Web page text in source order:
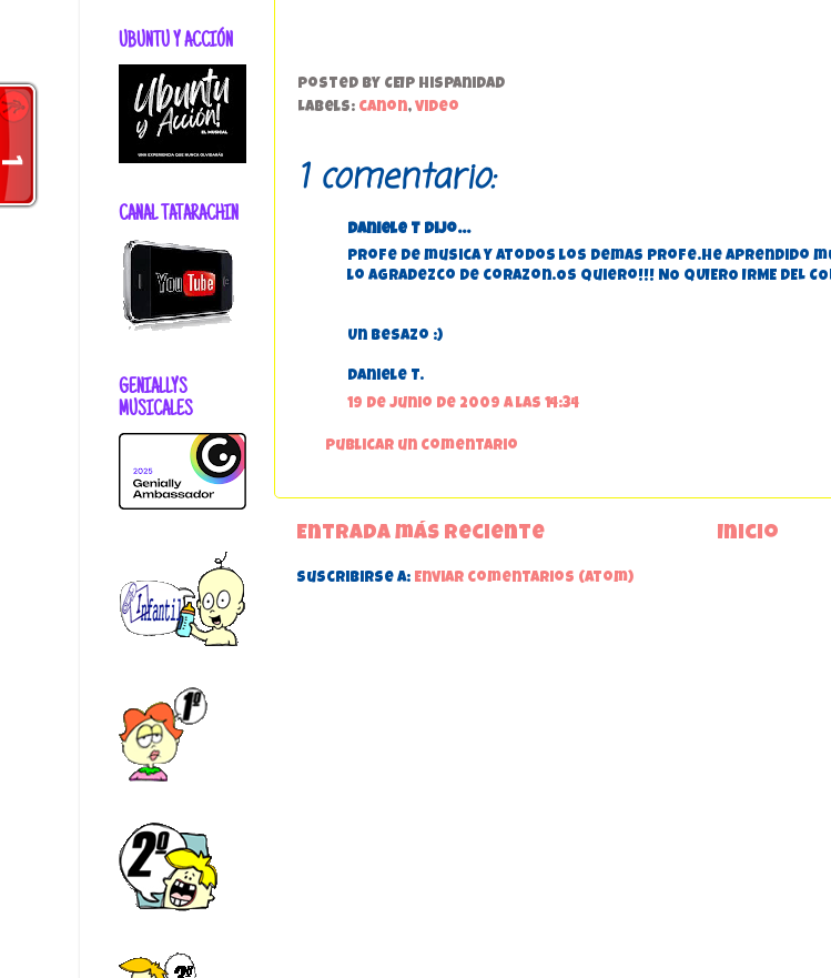
Posted by CEIP Hispanidad
Labels: canon, video
1 comentario:
Daniele T dijo...
Profe de musica y atodos los demas profe.He aprendido
lo agradezco de corazon.Os quiero!!! NO QUIERO IRME DEL
Un besazo :)
Daniele T.
19 de junio de 2009 a las 14:34
Publicar un comentario
Entrada más reciente Inicio
Suscribirse a: Enviar comentarios (Atom)
UBUNTU Y ACCIÓN
CANAL TATARACHIN
GENIALLYS
MUSICALES